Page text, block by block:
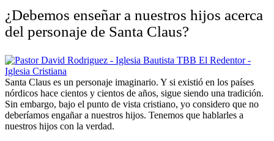
¿Debemos enseñar a nuestros hijos acerca
del personaje de Santa Claus?
Santa Claus es un personaje imaginario. Y si existió en los países
nórdicos hace cientos y cientos de años, sigue siendo una tradición.
Sin embargo, bajo el punto de vista cristiano, yo considero que no
deberíamos engañar a nuestros hijos. Tenemos que hablarles a
nuestros hijos con la verdad.